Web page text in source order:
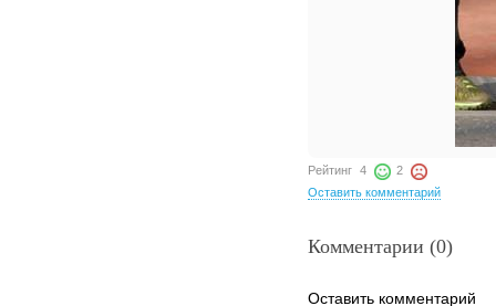
Рейтинг 4
2
Оставить комментарий
Комментарии (0)
Оставить комментарий